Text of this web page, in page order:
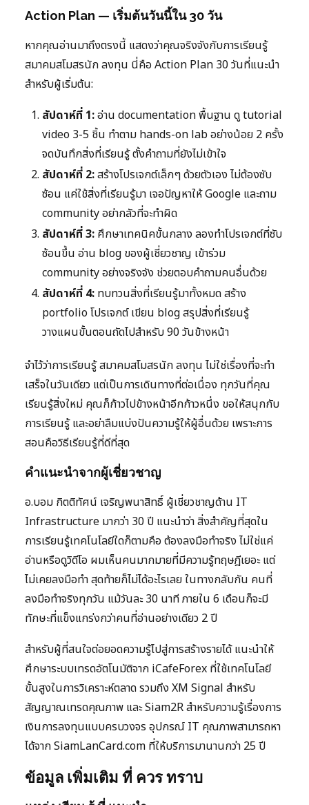
Action Plan — เริ่มต้นวันนี้ใน 30 วัน
หากคุณอ่านมาถึงตรงนี้ แสดงว่าคุณจริงจังกับการเรียนรู้
สมาคมสโมสรนัก ลงทุน นี่คือ Action Plan 30 วันที่แนะนำ
สำหรับผู้เริ่มต้น:
สัปดาห์ที่ 1:อ่าน documentation พื้นฐาน ดู tutorial
video 3-5 ชิ้น ทำตาม hands-on lab อย่างน้อย 2 ครั้ง
จดบันทึกสิ่งที่เรียนรู้ ตั้งคำถามที่ยังไม่เข้าใจ
สัปดาห์ที่ 2:สร้างโปรเจกต์เล็กๆ ด้วยตัวเอง ไม่ต้องซับ
ซ้อน แค่ใช้สิ่งที่เรียนรู้มา เจอปัญหาให้ Google และถาม
community อย่ากลัวที่จะทำผิด
สัปดาห์ที่ 3: ศึกษาเทคนิคขั้นกลาง ลองทำโปรเจกต์ที่ซับ
ซ้อนขึ้น อ่าน blog ของผู้เชี่ยวชาญ เข้าร่วม
community อย่างจริงจัง ช่วยตอบคำถามคนอื่นด้วย
สัปดาห์ที่ 4: ทบทวนสิ่งที่เรียนรู้มาทั้งหมด สร้าง
portfolio โปรเจกต์ เขียน blog สรุปสิ่งที่เรียนรู้
วางแผนขั้นตอนถัดไปสำหรับ 90 วันข้างหน้า
จำไว้ว่าการเรียนรู้ สมาคมสโมสรนัก ลงทุน ไม่ใช่เรื่องที่จะทำ
เสร็จในวันเดียว แต่เป็นการเดินทางที่ต่อเนื่อง ทุกวันที่คุณ
เรียนรู้สิ่งใหม่ คุณก็ก้าวไปข้างหน้าอีกก้าวหนึ่ง ขอให้สนุกกับ
การเรียนรู้ และอย่าลืมแบ่งปันความรู้ให้ผู้อื่นด้วย เพราะการ
สอนคือวิธีเรียนรู้ที่ดีที่สุด
คำแนะนำจากผู้เชี่ยวชาญ
อ.บอม กิตติทัศน์ เจริญพนาสิทธิ์ ผู้เชี่ยวชาญด้าน IT
Infrastructure มากว่า 30 ปี แนะนำว่า สิ่งสำคัญที่สุดใน
การเรียนรู้เทคโนโลยีใดก็ตามคือ ต้องลงมือทำจริง ไม่ใช่แค่
อ่านหรือดูวิดีโอ ผมเห็นคนมากมายที่มีความรู้ทฤษฎีเยอะ แต่
ไม่เคยลงมือทำ สุดท้ายก็ไม่ได้อะไรเลย ในทางกลับกัน คนที่
ลงมือทำจริงทุกวัน แม้วันละ 30 นาที ภายใน 6 เดือนก็จะมี
ทักษะที่แข็งแกร่งกว่าคนที่อ่านอย่างเดียว 2 ปี
สำหรับผู้ที่สนใจต่อยอดความรู้ไปสู่การสร้างรายได้ แนะนำให้
ศึกษาระบบเทรดอัตโนมัติจาก iCafeForex ที่ใช้เทคโนโลยี
ขั้นสูงในการวิเคราะห์ตลาด รวมถึง XM Signal สำหรับ
สัญญาณเทรดคุณภาพ และ Siam2R สำหรับความรู้เรื่องการ
เงินการลงทุนแบบครบวงจร อุปกรณ์ IT คุณภาพสามารถหา
ได้จาก SiamLanCard.com ที่ให้บริการมานานกว่า 25 ปี
ข้อมูล เพิ่มเติม ที่ ควร ทราบ